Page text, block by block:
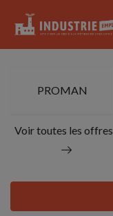
PROMAN
Voir toutes les offres